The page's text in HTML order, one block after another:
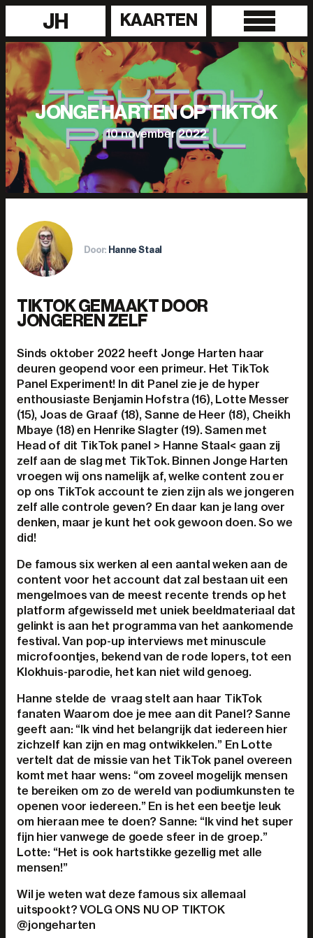
JH KAARTEN
JONGE HARTEN OP TIKTOK
10 november 2022
Door: Hanne Staal
TIKTOK GEMAAKT DOOR
JONGEREN ZELF
Sinds oktober 2022 heeft Jonge Harten haar
deuren geopend voor een primeur. Het TikTok
Panel Experiment! In dit Panel zie je de hyper
enthousiaste Benjamin Hofstra (16), Lotte Messer
(15), Joas de Graaf (18), Sanne de Heer (18), Cheikh
Mbaye (18) en Henrike Slagter (19). Samen met
Head of dit TikTok panel > Hanne Staal< gaan zij
zelf aan de slag met TikTok. Binnen Jonge Harten
vroegen wij ons namelijk af, welke content zou er
op ons TikTok account te zien zijn als we jongeren
zelf alle controle geven? En daar kan je lang over
denken, maar je kunt het ook gewoon doen. So we
did!
De famous six werken al een aantal weken aan de
content voor het account dat zal bestaan uit een
mengelmoes van de meest recente trends op het
platform afgewisseld met uniek beeldmateriaal dat
gelinkt is aan het programma van het aankomende
festival. Van pop-up interviews met minuscule
microfoontjes, bekend van de rode lopers, tot een
Klokhuis-parodie, het kan niet wild genoeg.
Hanne stelde de vraag stelt aan haar TikTok
fanaten Waarom doe je mee aan dit Panel? Sanne
geeft aan: “Ik vind het belangrijk dat iedereen hier
zichzelf kan zijn en mag ontwikkelen.” En Lotte
vertelt dat de missie van het TikTok panel overeen
komt met haar wens: “om zoveel mogelijk mensen
te bereiken om zo de wereld van podiumkunsten te
openen voor iedereen.” En is het een beetje leuk
om hieraan mee te doen? Sanne: “Ik vind het super
fijn hier vanwege de goede sfeer in de groep.”
Lotte: “Het is ook hartstikke gezellig met alle
mensen!”
Wil je weten wat deze famous six allemaal
uitspookt? VOLG ONS NU OP TIKTOK
@jongeharten